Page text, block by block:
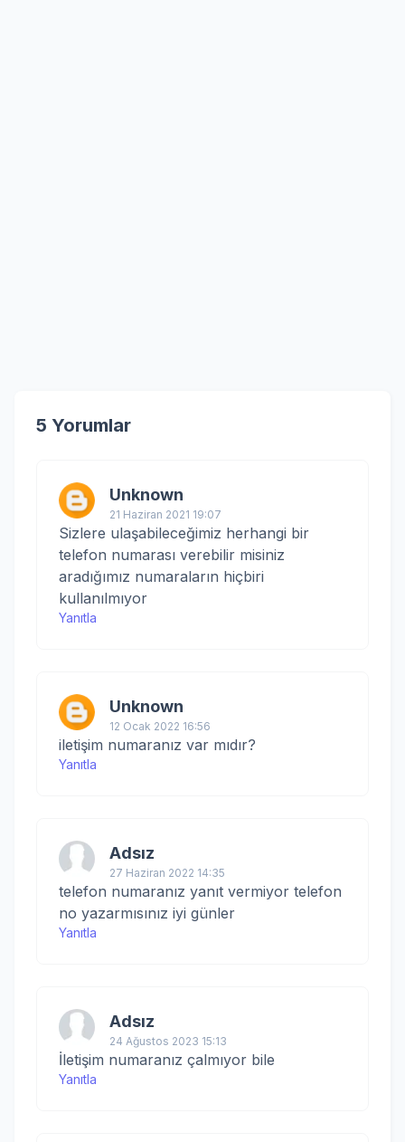
5 Yorumlar
Unknown
21 Haziran 2021 19:07
Sizlere ulaşabileceğimiz herhangi bir
telefon numarası verebilir misiniz
aradığımız numaraların hiçbiri
kullanılmıyor
Yanıtla
Unknown
12 Ocak 2022 16:56
iletişim numaranız var mıdır?
Yanıtla
Adsız
27 Haziran 2022 14:35
telefon numaranız yanıt vermiyor telefon
no yazarmısınız iyi günler
Yanıtla
Adsız
24 Ağustos 2023 15:13
İletişim numaranız çalmıyor bile
Yanıtla